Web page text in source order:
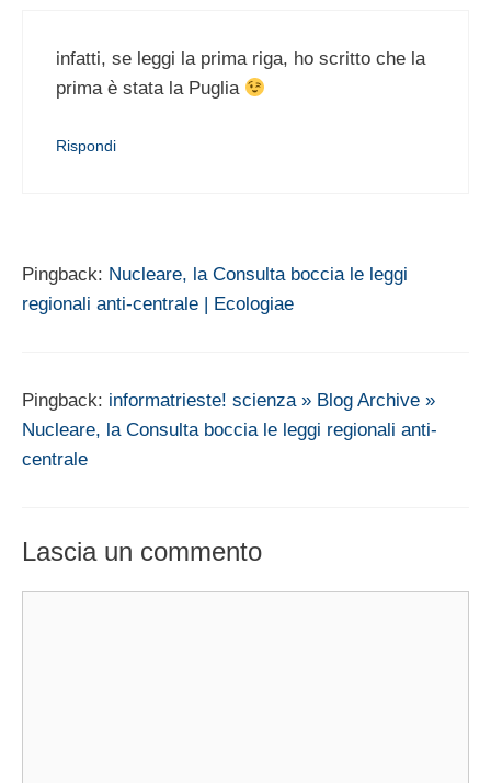
infatti, se leggi la prima riga, ho scritto che la
prima è stata la Puglia
Rispondi
Pingback: Nucleare, la Consulta boccia le leggi
regionali anti-centrale | Ecologiae
Pingback: informatrieste! scienza » Blog Archive »
Nucleare, la Consulta boccia le leggi regionali anti-
centrale
Lascia un commento